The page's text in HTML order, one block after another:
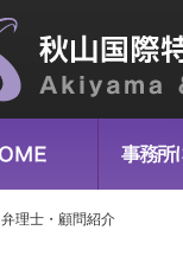
弁理士・顧問紹介